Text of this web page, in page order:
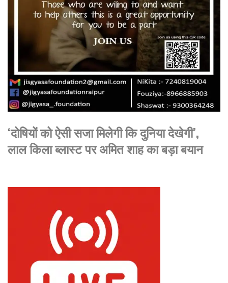
‘दोषियों को ऐसी सजा मिलेगी कि दुनिया देखेगी’,
लाल किला ब्लास्ट पर अमित शाह का बड़ा बयान